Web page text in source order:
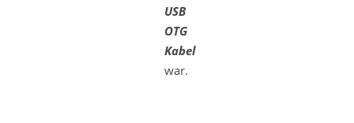
USB
OTG
Kabel
war.